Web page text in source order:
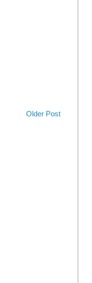
Older Post